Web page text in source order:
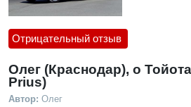
Отрицательный отзыв
Олег (Краснодар), о
Prius)
Автор: Олег